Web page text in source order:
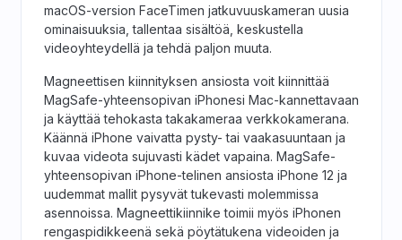
macOS-version FaceTimen jatkuvuuskameran uusia
ominaisuuksia, tallentaa sisältöä, keskustella
videoyhteydellä ja tehdä paljon muuta.
Magneettisen kiinnityksen ansiosta voit kiinnittää
MagSafe-yhteensopivan iPhonesi Mac-kannettavaan
ja käyttää tehokasta takakameraa verkkokamerana.
Käännä iPhone vaivatta pysty- tai vaakasuuntaan ja
kuvaa videota sujuvasti kädet vapaina. MagSafe-
yhteensopivan iPhone-telinen ansiosta iPhone 12 ja
uudemmat mallit pysyvät tukevasti molemmissa
asennoissa. Magneettikiinnike toimii myös iPhonen
rengaspidikkeenä sekä pöytätukena videoiden ja